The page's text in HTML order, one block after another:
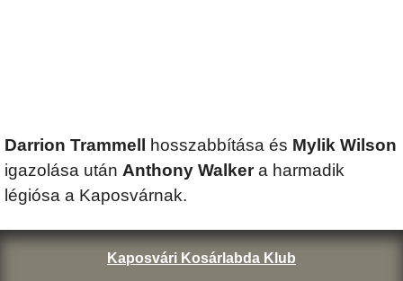
Darrion Trammell hosszabbítása és Mylik Wilson
igazolása után Anthony Walkera harmadik
légiósa a Kaposvárnak.
Kaposvári Kosárlabda Klub